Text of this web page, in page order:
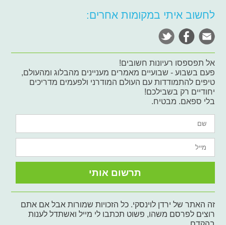
לחשוב איתי במקומות אחרים:
אל תפספסו רעיונות חשובים!
פעם בשבוע - שבועיים מאמרים מעניינים מהבלוג ומהעולם,
טיפים להתמודדות עם העולם המודרני ולפעמים מדריכים
יחודיים רק בשבילכם!
בלי ספאם. מבטיח.
זה האתר של ירדן לוינסקי. כל הזכויות שמורות אבל אם אתם
רוצים לפרסם משהו, פשוט תכתבו לי מייל ואשתדל לענות